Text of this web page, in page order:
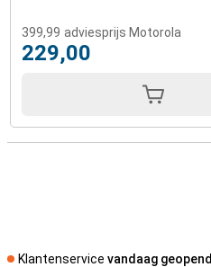
399,99 adviesprijs Motorola
229,00
Klantenservice vandaag geopend